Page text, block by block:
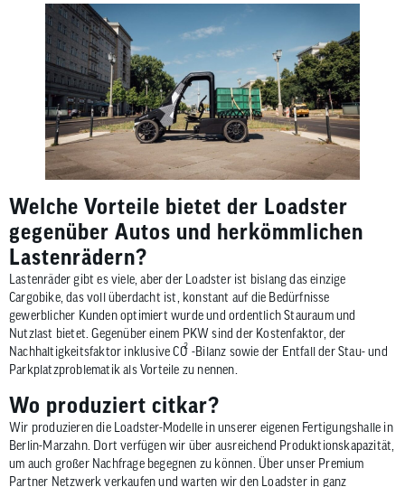
Welche Vorteile bietet der Loadster
gegenüber Autos und herkömmlichen
Lastenrädern?
Lastenräder gibt es viele, aber der Loadster ist bislang das einzige
Cargobike, das voll überdacht ist, konstant auf die Bedürfnisse
gewerblicher Kunden optimiert wurde und ordentlich Stauraum und
Nutzlast bietet. Gegenüber einem PKW sind der Kostenfaktor, der
Nachhaltigkeitsfaktor inklusive CO2 -Bilanz sowie der Entfall der Stau- und
Parkplatzproblematik als Vorteile zu nennen.
Wo produziert citkar?
Wir produzieren die Loadster-Modelle in unserer eigenen Fertigungshalle in
Berlin-Marzahn. Dort verfügen wir über ausreichend Produktionskapazität,
um auch großer Nachfrage begegnen zu können. Über unser Premium
Partner Netzwerk verkaufen und warten wir den Loadster in ganz